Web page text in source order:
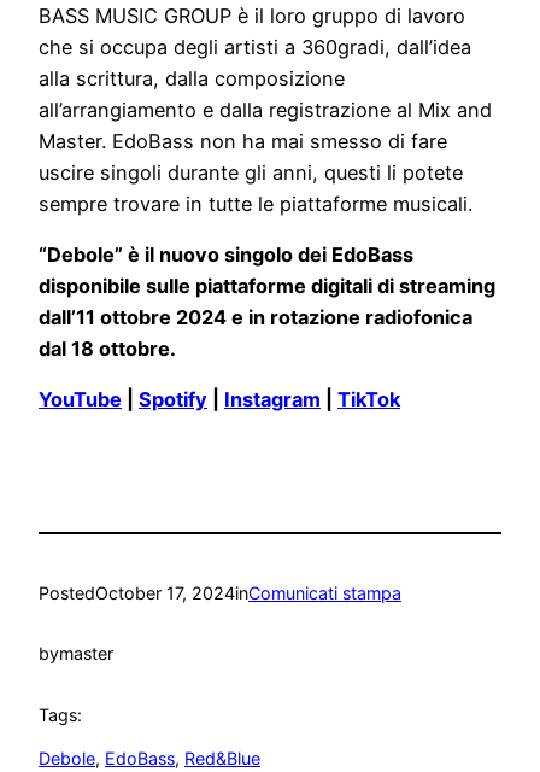
BASS MUSIC GROUP è il loro gruppo di lavoro
che si occupa degli artisti a 360gradi, dall’idea
alla scrittura, dalla composizione
all’arrangiamento e dalla registrazione al Mix and
Master. EdoBass non ha mai smesso di fare
uscire singoli durante gli anni, questi li potete
sempre trovare in tutte le piattaforme musicali.
“Debole” è il nuovo singolo dei EdoBass
disponibile sulle piattaforme digitali di streaming
dall’11 ottobre 2024 e in rotazione radiofonica
dal 18 ottobre.
YouTube Spotify Instagram TikTok
PostedOctober 17, 2024inComunicati stampa
bymaster
Tags:
Debole, EdoBass, Red&Blue